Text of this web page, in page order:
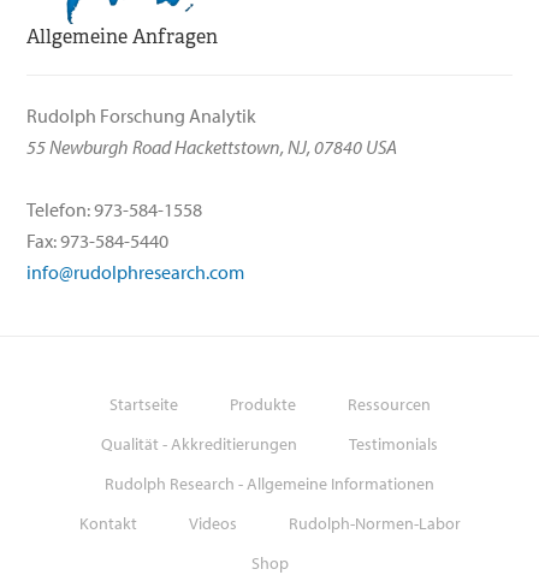
Allgemeine Anfragen
Rudolph Forschung Analytik
55 Newburgh Road Hackettstown, NJ, 07840 USA
Telefon: 973-584-1558
Fax: 973-584-5440
info@rudolphresearch.com
Startseite Produkte
Ressourcen
Qualität - Akkreditierungen
Testimonials
Rudolph Research - Allgemeine Informationen
Kontakt
Videos
Rudolph-Normen-Labor
Shop